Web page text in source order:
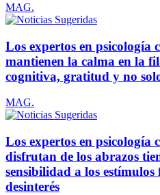
MAG.
Los expertos en psicología
mantienen la calma en la
cognitiva, gratitud y no
MAG.
Los expertos en psicología
disfrutan de los abrazos
sensibilidad a los estímulos
desinterés